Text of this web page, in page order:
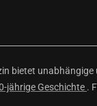
bietet
jährige Geschichte .